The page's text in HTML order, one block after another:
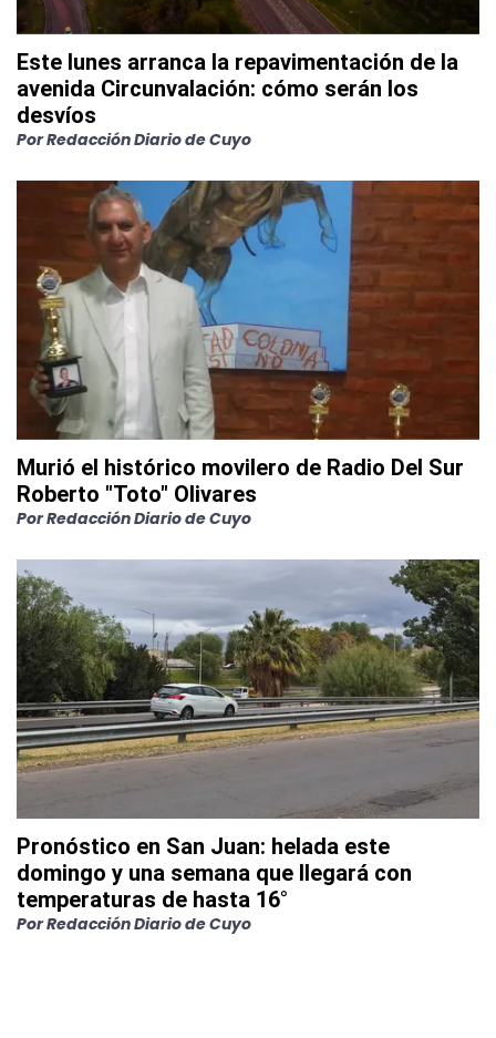
Este lunes arranca la repavimentación de la
avenida Circunvalación: cómo serán los
desvíos
PorRedacción Diario de Cuyo
Murió el histórico movilero de Radio Del Sur
Roberto "Toto" Olivares
PorRedacción Diario de Cuyo
Pronóstico en San Juan: helada este
domingo y una semana que llegará con
temperaturas de hasta 16°
PorRedacción Diario de Cuyo